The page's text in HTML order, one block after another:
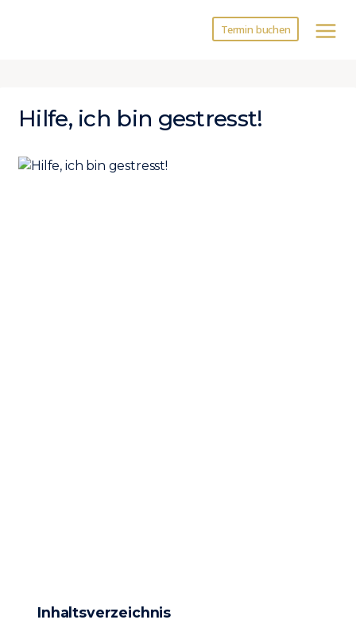
Termin buchen
Hilfe, ich bin gestresst!
Inhaltsverzeichnis